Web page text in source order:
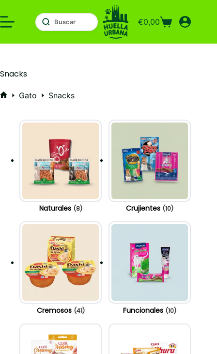
al
contenido
Carro
compra
€0,00
Snacks
Gato Snacks
Naturales (8) Crujientes (10)
Cremosos (41) Funcionales (10)